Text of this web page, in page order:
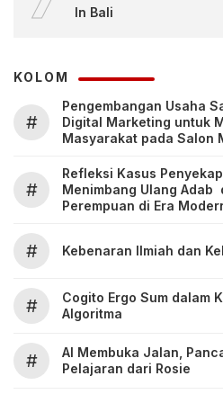
In Bali
KOLOM
#
Pengembangan Usaha
Digital Marketing untuk
Masyarakat pada Salon
#
Refleksi Kasus
Menimbang Ulang Adab
Perempuan di Era
# Kebenaran Ilmiah dan
#
Cogito Ergo Sum dalam
Algoritma
#
AI Membuka Jalan,
Pelajaran dari Rosie